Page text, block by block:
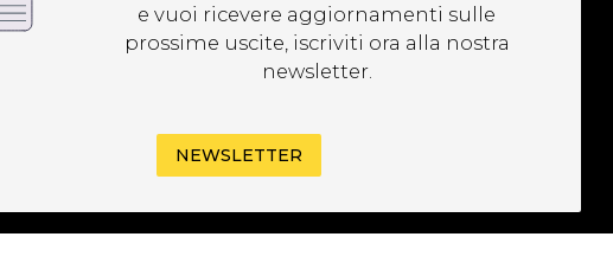
e vuoi ricevere aggiornamenti sulle
prossime uscite, iscriviti ora alla nostra
newsletter.
NEWSLETTER